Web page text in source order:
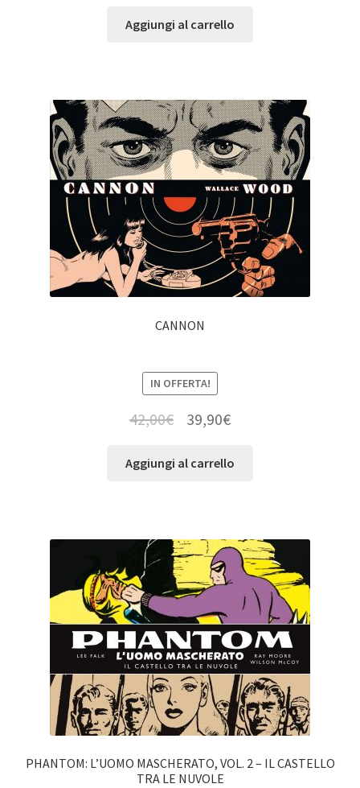
Aggiungi al carrello
CANNON
IN OFFERTA!
42,00€ 39,90€
Aggiungi al carrello
PHANTOM: L’UOMO MASCHERATO, VOL. 2 – IL CASTELLO
TRA LE NUVOLE